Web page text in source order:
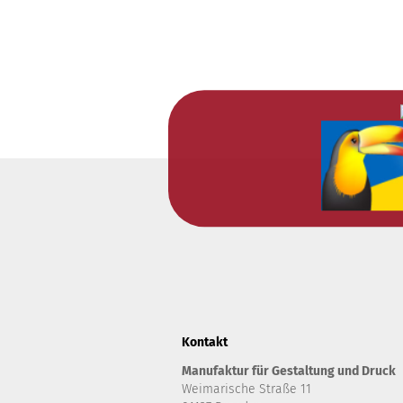
Kontakt
Manufaktur für Gestaltung und Druck
Weimarische Straße 11